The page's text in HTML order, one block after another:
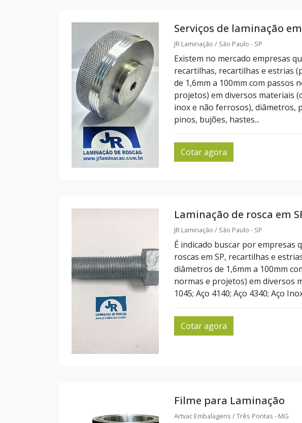
Serviços de laminação
JR Laminação / São Paulo - SP
Existem no mercado empresas
recartilhas, recartilhas e estrias
de 1,6mm a 100mm com passos
projetos) em diversos materiais
inox e não ferrosos), diâmetros,
pinos, bujões, hastes...
Cotar agora
Laminação de rosca em
JR Laminação / São Paulo - SP
É indicado buscar por empresas
roscas em SP, recartilhas e
diâmetros de 1,6mm a 100mm
normas e projetos) em diversos
1045; Aço 4140; Aço 4340; Aço
Cotar agora
Filme para Laminação
Artvac Embalagens / Três Pontas - MG